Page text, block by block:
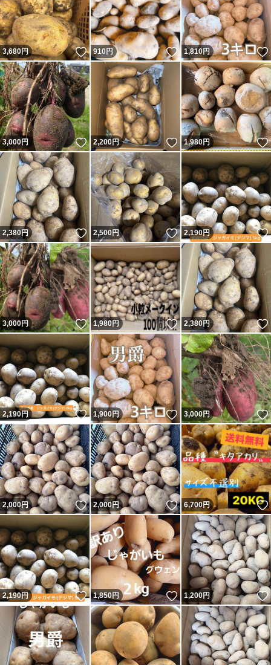
3,680円 いいね！
910円 いいね！
1,810円
3,000円 いいね！
2,200円 いいね！
1,980円
2,380円 いいね！
2,500円 いいね！
2,190円
3,000円 いいね！
1,980円 いいね！
2,380円
2,190円 いいね！
1,900円 いいね！
3,000円
2,000円 いいね！
2,000円 いいね！
6,700円
2,190円 いいね！
1,850円 いいね！
1,200円